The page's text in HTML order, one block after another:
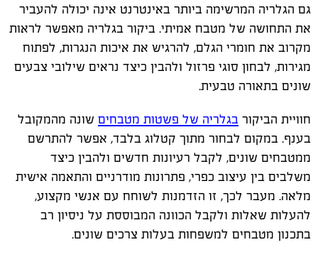
גם הגלריה המרשימה ביותר באינטרנט אינה יכולה להעביר
את התחושה של מטבח אמיתי. ביקור בגלריה מאפשר לראות
מקרוב את חומרי הגלם, להרגיש את איכות הנגרות, לפתוח
מגירות, לבחון סוגי פרזול ולהבין כיצד נראים שילובי צבעים
שונים בתאורה טבעית.
חוויית הביקור בגלריה של פשטות מטבחים שונה מהמקובל
בענף. במקום לבחור מתוך קטלוג בלבד, אפשר להתרשם
ממטבחים שונים, לקבל רעיונות חדשים ולהבין כיצד
משלבים בין עיצוב כפרי, פתרונות מודרניים והתאמה אישית
מלאה. מעבר לכך, זו הזדמנות לשוחח עם אנשי מקצוע,
להעלות שאלות ולקבל הכוונה המבוססת על ניסיון רב
בתכנון מטבחים למשפחות בעלות צרכים שונים.